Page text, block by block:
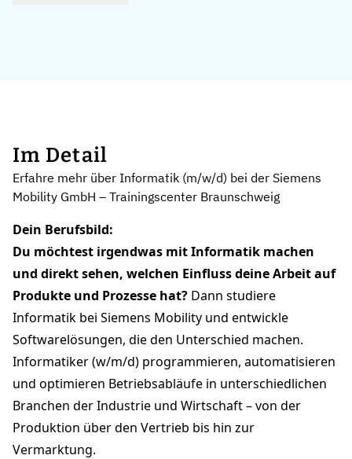
Im Detail
Erfahre mehr über Informatik (m/w/d) bei der Siemens
Mobility GmbH – Trainingscenter Braunschweig
Dein Berufsbild:
Du möchtest irgendwas mit Informatik machen
und direkt sehen, welchen Einfluss deine Arbeit auf
Produkte und Prozesse hat? Dann studiere
Informatik bei Siemens Mobility und entwickle
Softwarelösungen, die den Unterschied machen.
Informatiker (w/m/d) programmieren, automatisieren
und optimieren Betriebsabläufe in unterschiedlichen
Branchen der Industrie und Wirtschaft – von der
Produktion über den Vertrieb bis hin zur
Vermarktung.